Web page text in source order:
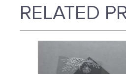
RELATED